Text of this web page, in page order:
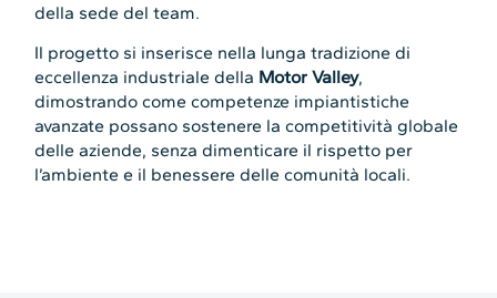
della sede del team.
Il progetto si inserisce nella lunga tradizione di
eccellenza industriale della Motor Valley,
dimostrando come competenze impiantistiche
avanzate possano sostenere la competitività globale
delle aziende, senza dimenticare il rispetto per
l’ambiente e il benessere delle comunità locali.